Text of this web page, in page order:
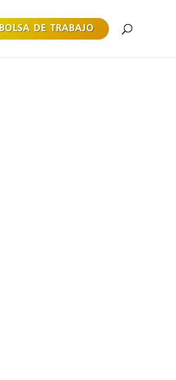
BOLSA DE TRABAJO